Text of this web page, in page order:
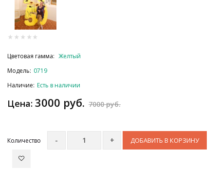
Цветовая гамма: Желтый
Модель: 0719
Наличие: Есть в наличии
Цена: 3000 руб. 7000 руб.
Количество ДОБАВИТЬ В КОРЗИНУ